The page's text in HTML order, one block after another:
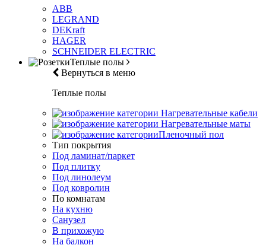
ABB
LEGRAND
DEKraft
HAGER
SCHNEIDER ELECTRIC
Теплые полы
Вернуться в меню
Теплые полы
Нагревательные кабели
Нагревательные маты
Пленочный пол
Тип покрытия
Под ламинат/паркет
Под плитку
Под линолеум
Под ковролин
По комнатам
На кухню
Санузел
В прихожую
На балкон